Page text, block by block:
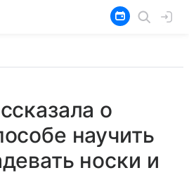
о
научить
носки и